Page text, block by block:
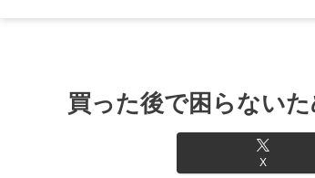
買った後で困らない
X